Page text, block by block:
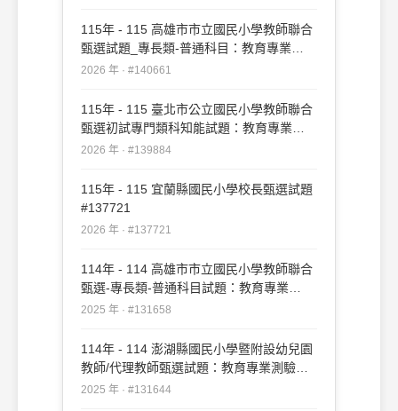
115年 - 115 高雄市市立國民小學教師聯合
甄選試題_專長類-普通科目：教育專業
#140661
2026 年 · #140661
115年 - 115 臺北市公立國民小學教師聯合
甄選初試專門類科知能試題：教育專業
#139884
2026 年 · #139884
115年 - 115 宜蘭縣國民小學校長甄選試題
#137721
2026 年 · #137721
114年 - 114 高雄市市立國民小學教師聯合
甄選-專長類-普通科目試題：教育專業
#131658
2025 年 · #131658
114年 - 114 澎湖縣國民小學暨附設幼兒園
教師/代理教師甄選試題：教育專業測驗
#131644
2025 年 · #131644